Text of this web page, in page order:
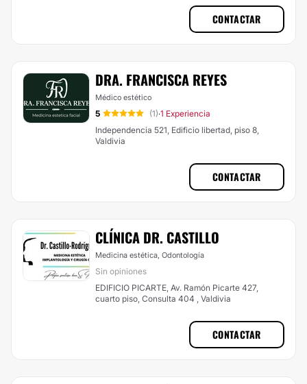
CONTACTAR
DRA. FRANCISCA REYES
Médico estético
5 (1)·1 Experiencia
Independencia 521, Edificio libertad, piso 8,
Valdivia
CONTACTAR
CLÍNICA DR. CASTILLO
Medicina estética, Odontología
Sin opiniones
EDIFICIO PICARTE, Av. Ramón Picarte 427,
cuarto piso, Consulta 404 , Valdivia
CONTACTAR